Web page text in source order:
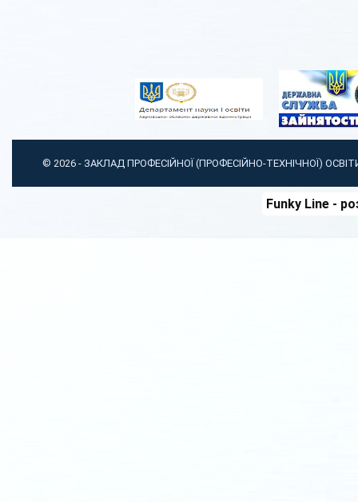
© 2026 - ЗАКЛАД ПРОФЕСІЙНОЇ (ПРОФЕСІЙНО-ТЕХНІЧНОЇ)
Funky Line-